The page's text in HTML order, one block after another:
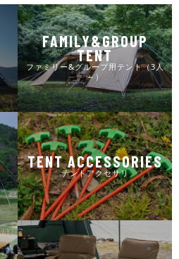
FAMILY&GROUP
TENT
ファミリー&グループ用テント（3人
～）
TENT ACCESSORIES
テントアクセサリ